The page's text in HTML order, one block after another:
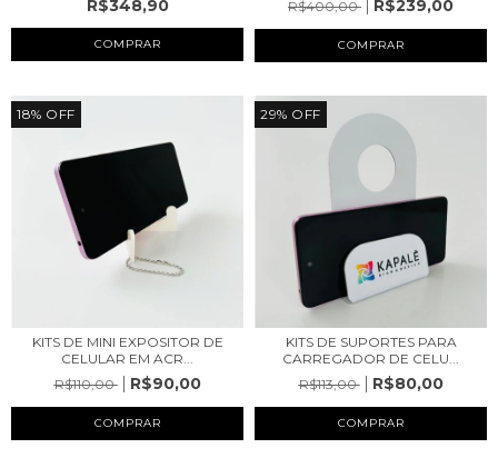
R$348,90
R$400,00
R$239,00
COMPRAR
18% OFF
KITS DE MINI EXPOSITOR DE
CELULAR EM ACR...
R$110,00
R$90,00
COMPRAR
29% OFF
KITS DE SUPORTES PARA
CARREGADOR DE CELU...
R$113,00
R$80,00
COMPRAR